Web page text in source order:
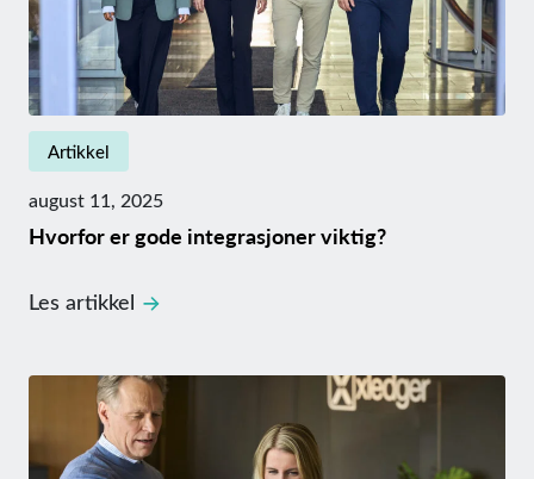
Artikkel
august 11, 2025
Hvorfor er gode integrasjoner viktig?
Les artikkel